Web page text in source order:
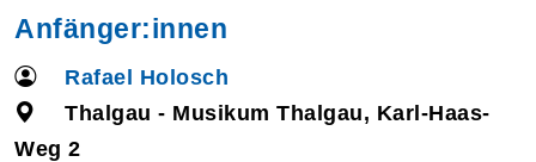
Anfänger:innen
Rafael Holosch
Thalgau - Musikum Thalgau, Karl-Haas-
Weg 2